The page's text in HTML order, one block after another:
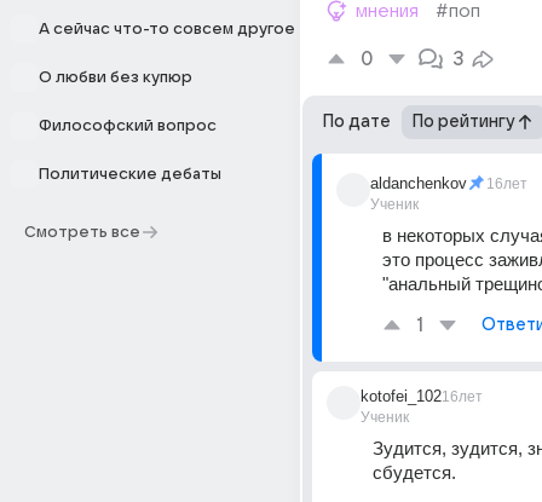
А сейчас что-то совсем другое
О любви без купюр
Философский вопрос
Политические дебаты
Смотреть все
мнения #поп
0 3
По дате По рейтингу
aldanchenkov
Ученик
16лет
в некоторых
это процесс
"анальный
1
kotofei_102
Ученик
16лет
Зудится, зудится,
сбудется.